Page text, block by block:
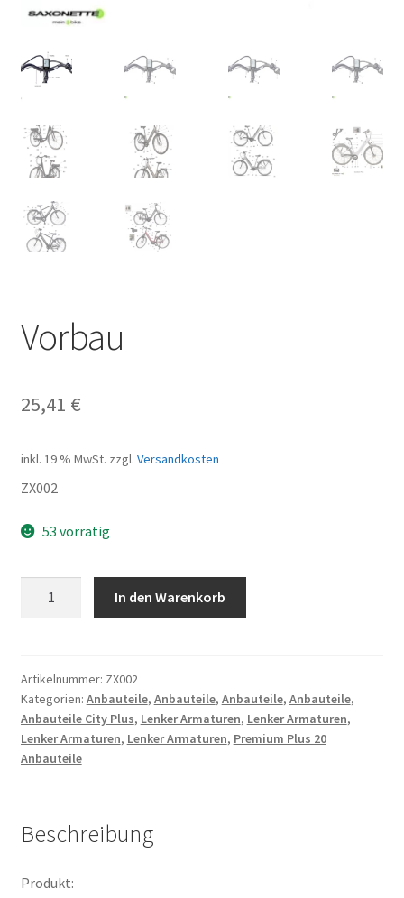
Vorbau
25,41 €
inkl. 19 % MwSt. zzgl. Versandkosten
ZX002
53 vorrätig
In den Warenkorb
Artikelnummer: ZX002
Kategorien: Anbauteile, Anbauteile, Anbauteile, Anbauteile,
Anbauteile City Plus, Lenker Armaturen, Lenker Armaturen,
Lenker Armaturen, Lenker Armaturen, Premium Plus 20
Anbauteile
Beschreibung
Produkt: